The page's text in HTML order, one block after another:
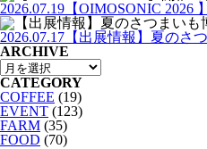
2026.07.19 【OIMOSONIC 2026
2026.07.17 【出展情報】夏のさ
ARCHIVE
CATEGORY
COFFEE (19)
EVENT (123)
FARM (35)
FOOD (70)